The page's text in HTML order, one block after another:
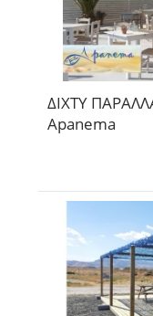
ΔΙΧΤΥ
Apanema